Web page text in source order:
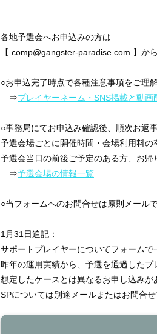
各地予選会へお申込みの方は
【 comp@gangster-paradise.com 】か
○お申込完了時点で各種注意事項をご理
⇒プレイヤーネーム・SNS掲載と動
○事務局にてお申込み確認後、順次お返
予選会場ごとに開催時間・会場利用料の
予選会当日の前後ご予定のある方、お帰
⇒予選会場の情報一覧
○当フォームへのお問合せは原則メール
1月31日追記：
サポートプレイヤーについてフォームで
昨年の運用実績から、予選を通過したプ
想定したケースとは異なるお申し込みが
SPについては別途メールまたはお問合